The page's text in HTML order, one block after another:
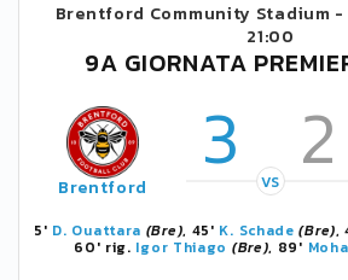
Brentford Community Stadium -
21:00
9A GIORNATA
Brentford 3 2
VS
5' D. Ouattara (Bre), 45' K. Schade (Bre),
60' rig. Igor Thiago (Bre), 89'